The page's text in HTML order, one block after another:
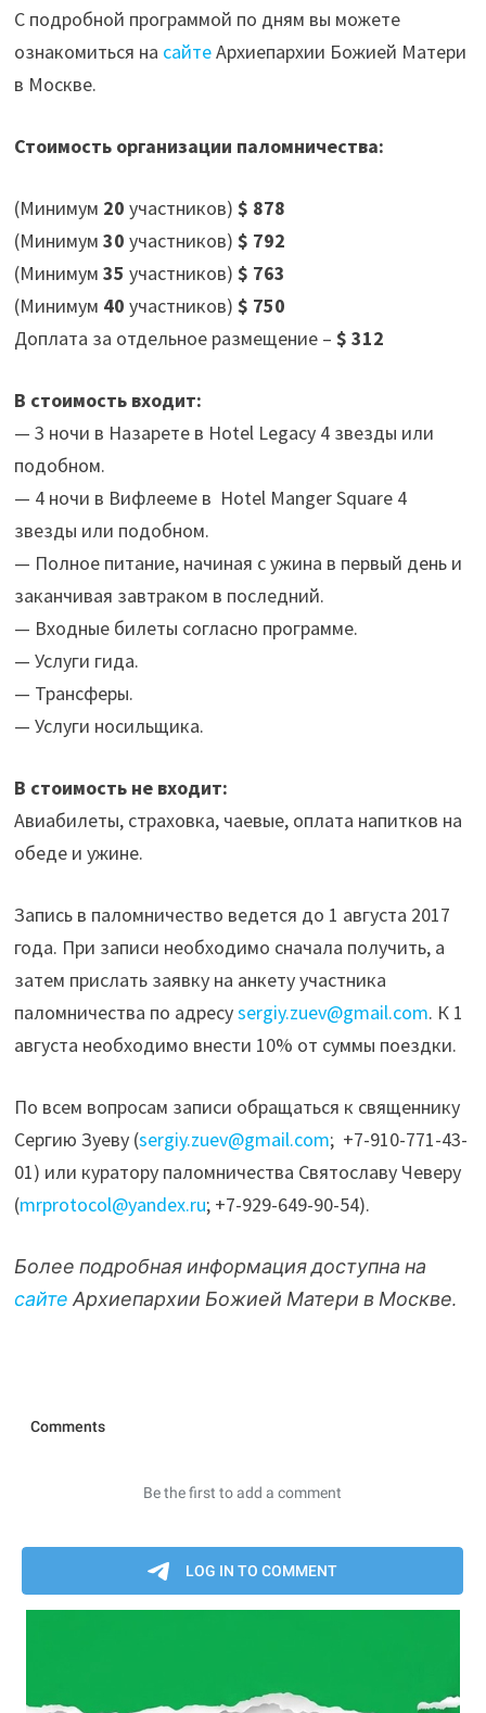
С подробной программой по дням вы можете
ознакомиться на сайтеАрхиепархии Божией Матери
в Москве.
Стоимость организации паломничества:
(Минимум 20 участников)$ 878
(Минимум30участников)$ 792
(Минимум35 участников)$ 763
(Минимум 40 участников)$ 750
Доплата за отдельное размещение –$ 312
В стоимость входит:
— 3 ночи в Назарете в Hotel Legaсy 4 звезды или
подобном.
— 4 ночи в Вифлееме в Hotel Manger Square 4
звезды или подобном.
— Полное питание, начиная с ужина в первый день и
заканчивая завтраком в последний.
— Входные билеты согласно программе.
— Услуги гида.
— Трансферы.
— Услуги носильщика.
В стоимость не входит:
Авиабилеты, страховка, чаевые, оплата напитков на
обеде и ужине.
Запись в паломничество ведется до 1 августа 2017
года. При записи необходимо сначала получить, а
затем прислать заявку на анкету участника
паломничества по адресуsergiy.zuev@gmail.com. К 1
августа необходимо внести 10% от суммы поездки.
По всем вопросам записи обращаться к священнику
Сергию Зуеву (sergiy.zuev@gmail.com; +7-910-771-43-
01) или куратору паломничества Святославу Чеверу
(mrprotocol@yandex.ru; +7-929-649-90-54).
Более подробная информация доступна на
сайте Архиепархии Божией Матери в Москве.